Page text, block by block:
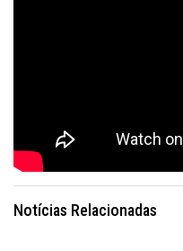
Notícias Relacionadas